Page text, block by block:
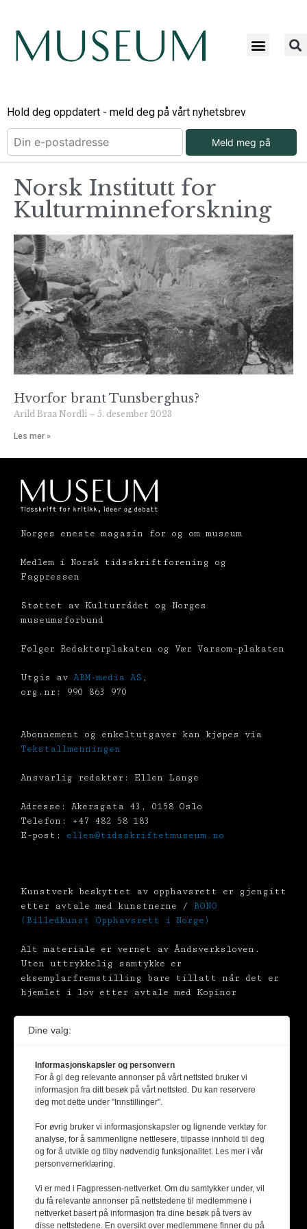
Hold deg oppdatert - meld deg på vårt nyhetsbrev
Meld meg på
Norsk Institutt for
Kulturminneforskning
Hvorfor brant Tunsberghus?
Arild Braa Nordli 5. desember 2023
Les mer »
Norges eneste magasin for og om museum
Medlem i Norsk tidsskriftforening og
Fagpressen
Støttet av Kulturrådet og Norges
museumsforbund
Følger Redaktørplakaten og Vær Varsom-plakaten
Utgis av ABM-media AS ,
org.nr: 990 863 970
Abonnement og enkeltutgaver kan kjøpes via
Tekstallmenningen
Ansvarlig redaktør: Ellen Lange
Adresse: Akersgata 43, 0158 Oslo
Telefon: +47 482 58 183
E-post: ellen@tidsskriftetmuseum.no
Kunstverk beskyttet av opphavsrett er gjengitt
etter avtale med kunstnerne / BONO
(Billedkunst Opphavsrett i Norge)
Alt materiale er vernet av Åndsverksloven.
Uten uttrykkelig samtykke er
eksemplarfremstilling bare tillatt når det er
hjemlet i lov etter avtale med Kopinor
Dine valg:
Informasjonskapsler og personvern
For å gi deg relevante annonser på vårt nettsted bruker vi
informasjon fra ditt besøk på vårt nettsted. Du kan reservere
deg mot dette under "Innstillinger".
For øvrig bruker vi informasjonskapsler og lignende verktøy for
analyse, for å sammenligne nettlesere, tilpasse innhold til deg
og for å utvikle og tilby nødvendig funksjonalitet. Les mer i vår
personvernerklæring.
Vi er med i Fagpressen-nettverket. Om du samtykker under, vil
du få relevante annonser på nettstedene til medlemmene i
nettverket basert på informasjon fra dine besøk på tvers av
disse nettstedene. En oversikt over medlemmene finner du på